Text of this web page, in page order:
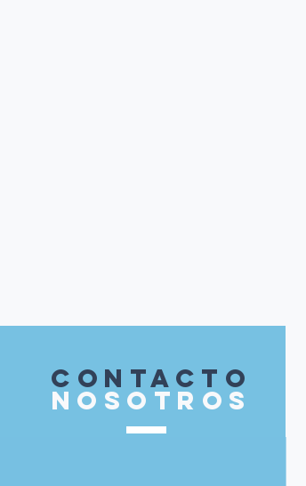
contacto
nosotros